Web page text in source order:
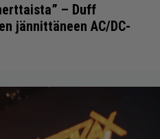
– Duff
jännittäneen AC/DC-